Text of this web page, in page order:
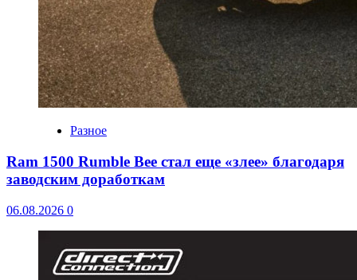
Разное
Ram 1500 Rumble Bee стал еще «злее» благодаря
заводским доработкам
06.08.2026 0